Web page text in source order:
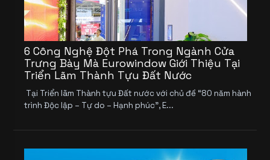
6 Công Nghệ Đột Phá Trong Ngành Cửa
Trưng Bày Mà Eurowindow Giới Thiệu Tại
Triển Lãm Thành Tựu Đất Nước
Tại Triển lãm Thành tựu Đất nước với chủ đề “80 năm hành
trình Độc lập – Tự do – Hạnh phúc”, E...